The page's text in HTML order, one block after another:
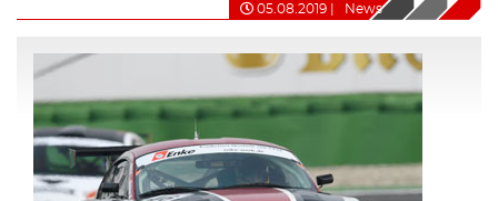
05.08.2019 News